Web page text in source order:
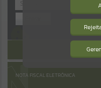
Por
NOTA FISCAL ELETRÔNICA
Isto significa que
providenciados